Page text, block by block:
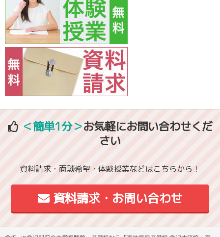
＜簡単1分＞お気軽にお問い合わせくだ
さい
資料請求・面談希望・体験授業などはこちらから！
資料請求・お問い合わせ